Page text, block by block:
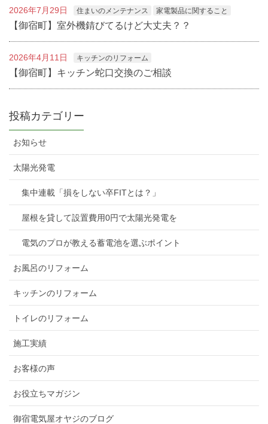
2026年7月29日 住まいのメンテナンス 家電製品に関すること
【御宿町】室外機錆びてるけど大丈夫？？
2026年4月11日 キッチンのリフォーム
【御宿町】キッチン蛇口交換のご相談
投稿カテゴリー
お知らせ
太陽光発電
集中連載「損をしない卒FITとは？」
屋根を貸して設置費用0円で太陽光発電を
電気のプロが教える蓄電池を選ぶポイント
お風呂のリフォーム
キッチンのリフォーム
トイレのリフォーム
施工実績
お客様の声
お役立ちマガジン
御宿電気屋オヤジのブログ